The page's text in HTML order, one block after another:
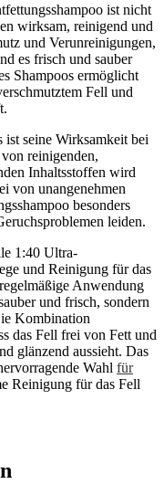
ist nicht
wirksam, reinigend und
und Verunreinigungen,
es frisch und sauber
Shampoos ermöglicht
Fell und
ist seine Wirksamkeit bei
reinigenden,
Inhaltsstoffen wird
von unangenehmen
besonders
leiden.
1:40 Ultra-
und Reinigung für das
Anwendung
und frisch, sondern
Kombination
das Fell frei von Fett und
glänzend aussieht. Das
Wahl für
Reinigung für das Fell